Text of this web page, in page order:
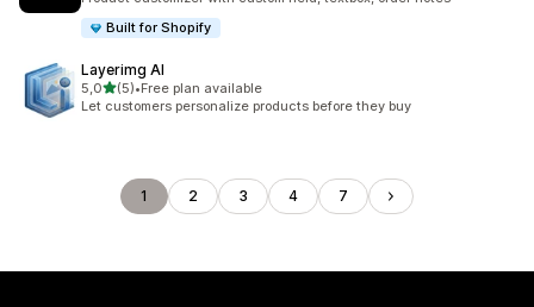
Built for Shopify
Layerimg AI
5,0stelle su 5
(5)
5 recensioni totali
•Free plan available
Let customers personalize products before they buy
1 2 3 4 7